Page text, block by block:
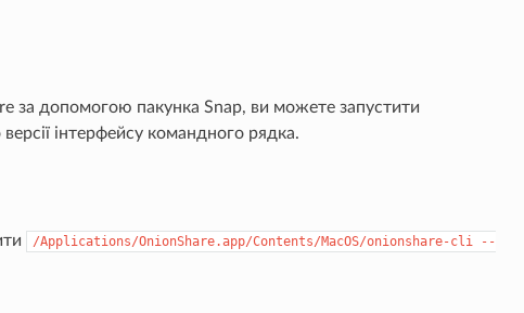
за допомогою пакунка Snap, ви можете запустити
інтерфейсу командного рядка.
/Applications/OnionShare.app/Contents/MacOS/onionshare-cli
--